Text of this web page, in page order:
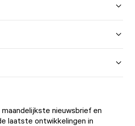
nieuwsbrief en
laatste ontwikkelingen in